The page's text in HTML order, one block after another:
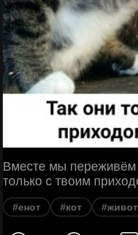
Вместе мы переживём
только с твоим
#енот #кот